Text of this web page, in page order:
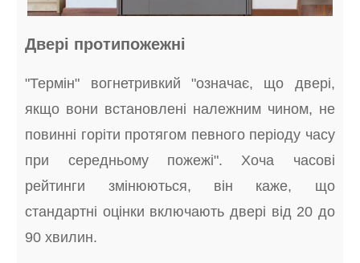
Двері протипожежні
"Термін" вогнетривкий "означає, що двері,
якщо вони встановлені належним чином, не
повинні горіти протягом певного періоду часу
при середньому пожежі". Хоча часові
рейтинги змінюються, він каже, що
стандартні оцінки включають двері від 20 до
90 хвилин.